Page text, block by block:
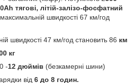
тягові, літій-залізо-фосфатний
швидкості 67 км/год
швидкості 47 км/год становить 86 км
кг
-12 дюймів (безкамерні шини)
від 6 до 8 годин.